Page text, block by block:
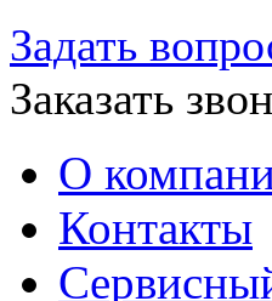
Задать
Заказать
О
Контакты